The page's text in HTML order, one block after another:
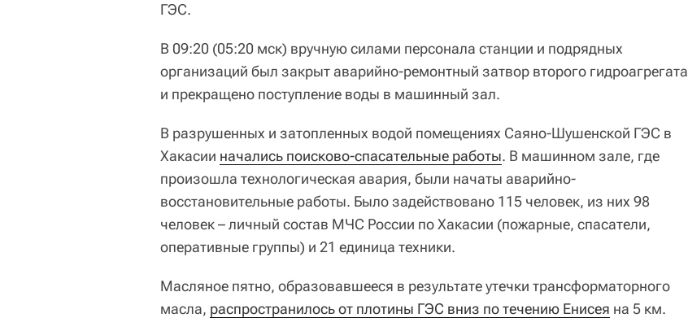
ГЭС.
В 09:20 (05:20 мск) вручную силами персонала станции и подрядных
организаций был закрыт аварийно-ремонтный затвор второго гидроагрегата
и прекращено поступление воды в машинный зал.
В разрушенных и затопленных водой помещениях Саяно-Шушенской ГЭС в
Хакасии начались поисково-спасательные работы. В машинном зале, где
произошла технологическая авария, были начаты аварийно-
восстановительные работы. Было задействовано 115 человек, из них 98
человек – личный состав МЧС России по Хакасии (пожарные, спасатели,
оперативные группы) и 21 единица техники.
Масляное пятно, образовавшееся в результате утечки трансформаторного
масла, распространилось от плотины ГЭС вниз по течению Енисея на 5 км.